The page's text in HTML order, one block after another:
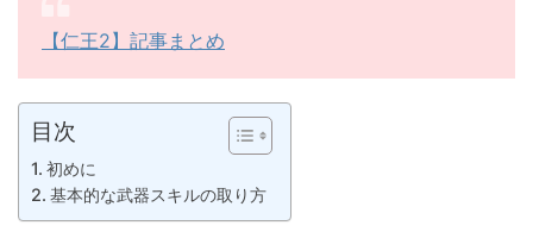
【仁王2】記事まとめ
目次
初めに
基本的な武器スキルの取り方